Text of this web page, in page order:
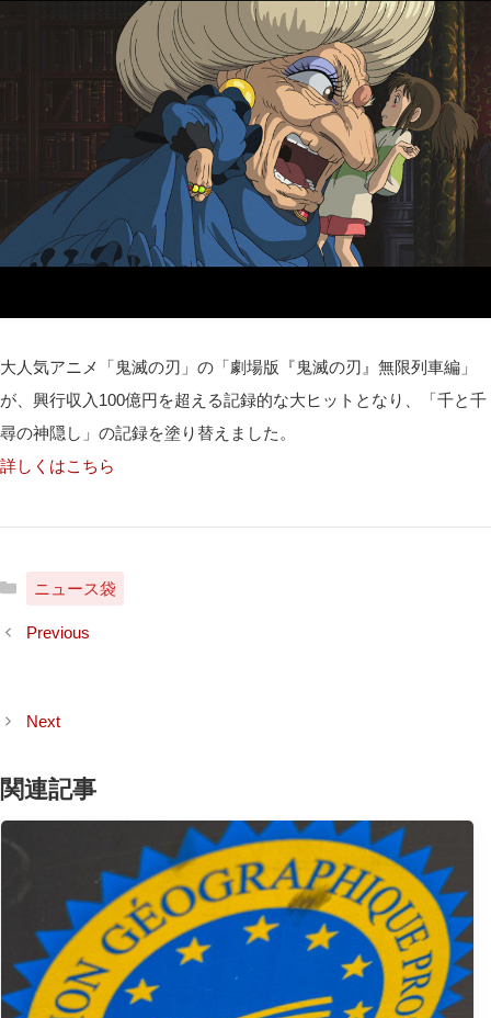
大人気アニメ「鬼滅の刃」の「劇場版『鬼滅の刃』無限列車編」
が、興行収入100億円を超える記録的な大ヒットとなり、「千と千
尋の神隠し」の記録を塗り替えました。
詳しくはこちら
カ
ゴ
ニュース袋
関連記事